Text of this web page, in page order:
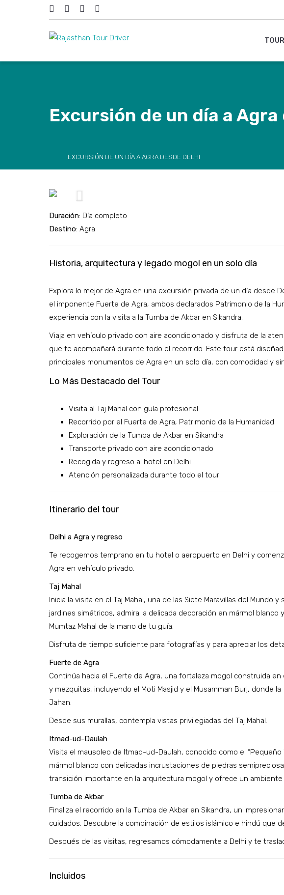
Excursión de un día a Agra
EXCURSIÓN DE UN DÍA A AGRA DESDE DELHI
Previous
Duración: Día completo
Destino: Agra
Historia, arquitectura y legado mogol en un solo día
Explora lo mejor de Agra en una excursión privada de un día desde
el imponente Fuerte de Agra, ambos declarados Patrimonio de la
experiencia con la visita a la Tumba de Akbar en Sikandra.
Viaja en vehículo privado con aire acondicionado y disfruta de la
que te acompañará durante todo el recorrido. Este tour está
principales monumentos de Agra en un solo día, con comodidad y
Lo Más Destacado del Tour
Visita al Taj Mahal con guía profesional
Recorrido por el Fuerte de Agra, Patrimonio de la Humanidad
Exploración de la Tumba de Akbar en Sikandra
Transporte privado con aire acondicionado
Recogida y regreso al hotel en Delhi
Atención personalizada durante todo el tour
Itinerario del tour
Delhi a Agra y regreso
Te recogemos temprano en tu hotel o aeropuerto en Delhi y
Agra en vehículo privado.
Taj Mahal
Inicia la visita en el Taj Mahal, una de las Siete Maravillas del Mundo
jardines simétricos, admira la delicada decoración en mármol blanco
Mumtaz Mahal de la mano de tu guía.
Disfruta de tiempo suficiente para fotografías y para apreciar los
Fuerte de Agra
Continúa hacia el Fuerte de Agra, una fortaleza mogol construida en
y mezquitas, incluyendo el Moti Masjid y el Musamman Burj, donde
Jahan.
Desde sus murallas, contempla vistas privilegiadas del Taj Mahal.
Itmad-ud-Daulah
Visita el mausoleo de Itmad-ud-Daulah, conocido como el “Pequeño
mármol blanco con delicadas incrustaciones de piedras
transición importante en la arquitectura mogol y ofrece un
Tumba de Akbar
Finaliza el recorrido en la Tumba de Akbar en Sikandra, un
cuidados. Descubre la combinación de estilos islámico e hindú que
Después de las visitas, regresamos cómodamente a Delhi y te
Incluidos